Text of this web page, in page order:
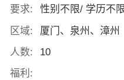
要求:
性别不限/ 学历不
区域:
厦门、泉州、漳州
人数:
10
福利: